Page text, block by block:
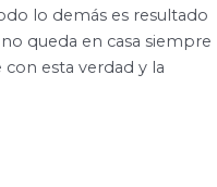
lo demás es resultado
queda en casa siempre
esta verdad y la